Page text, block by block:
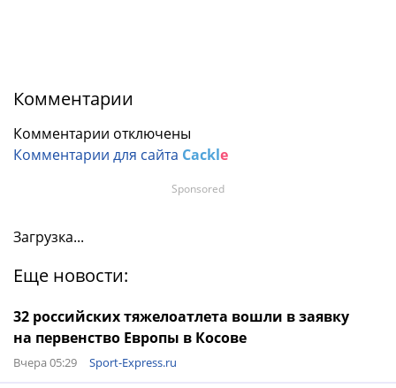
Комментарии
Комментарии отключены
Комментарии для сайта Cackle
Загрузка...
Еще новости:
32 российских тяжелоатлета вошли в заявку
на первенство Европы в Косове
Вчера 05:29 Sport-Express.ru
Sponsored